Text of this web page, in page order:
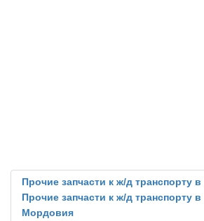
Прочие запчасти к ж/д транспорту
Прочие запчасти к ж/д транспорту
Мордовия